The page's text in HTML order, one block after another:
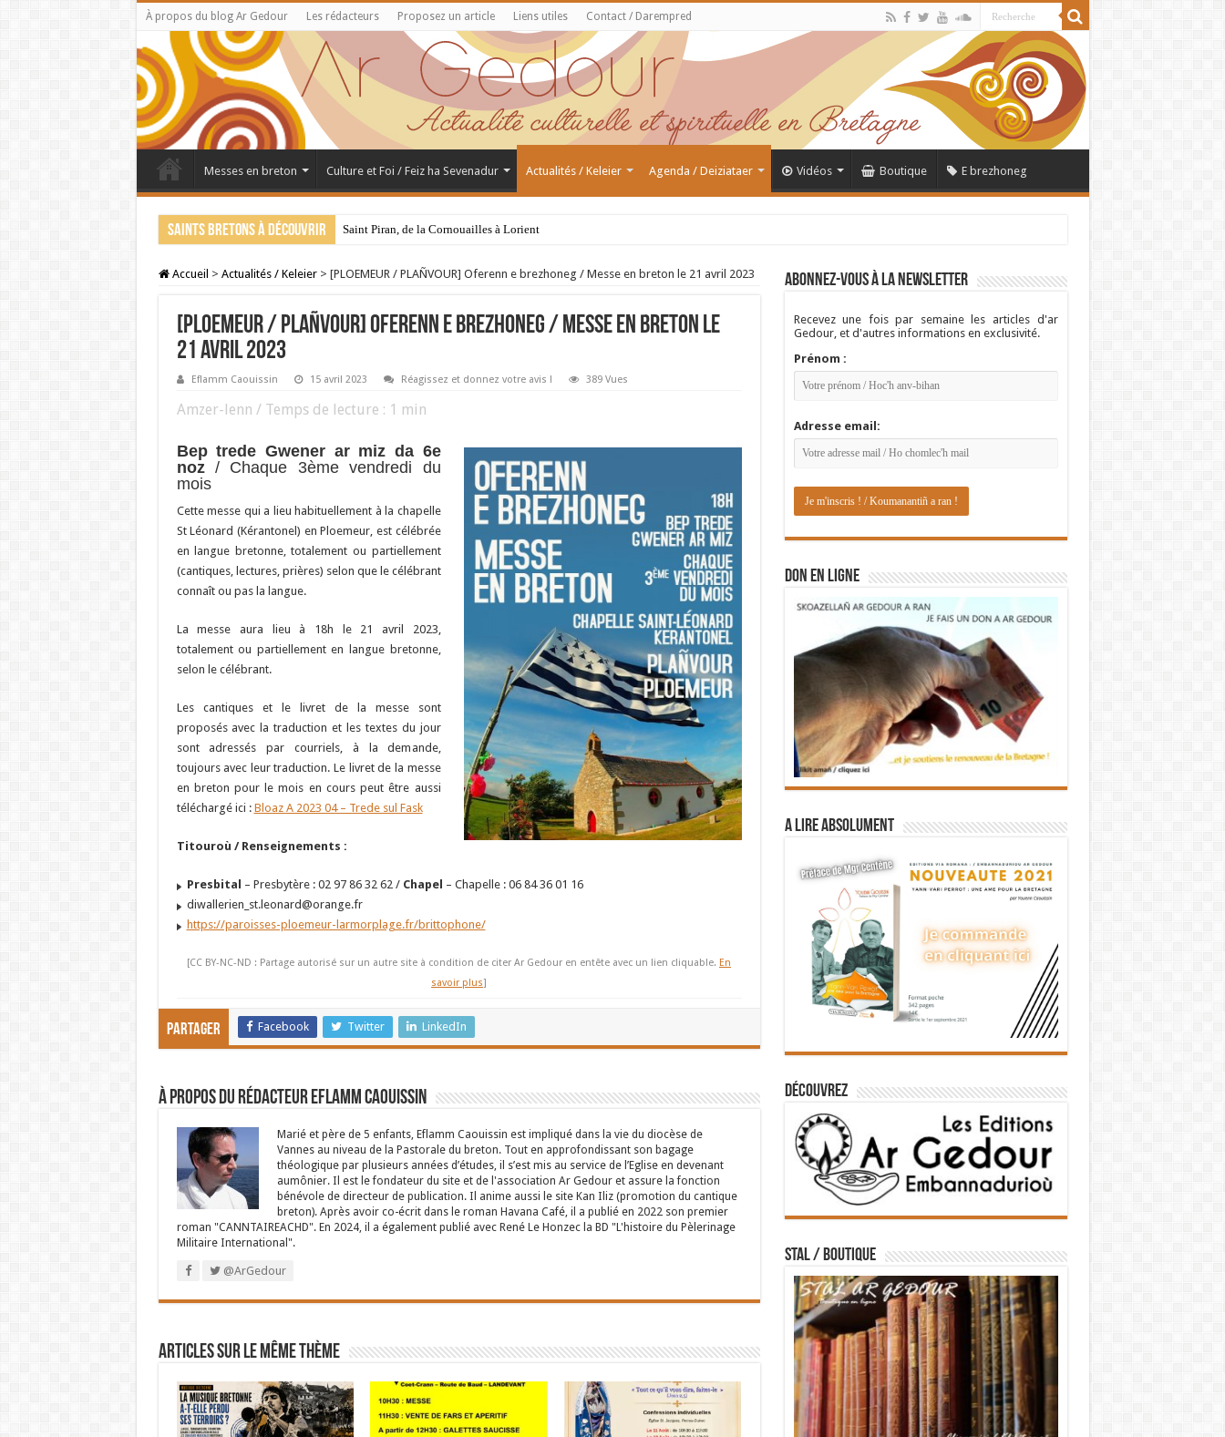
À propos du blog Ar Gedour Les rédacteurs Proposez un article Liens utiles Contact / Darempred
Messes en breton Culture et Foi / Feiz ha Sevenadur Actualités / Keleier Agenda / Deiziataer Vidéos Boutique E brezhoneg
Saints bretons à découvrir Saint Piran, de la Cornouailles à Lorient
Accueil > Actualités / Keleier > [PLOEMEUR / PLAÑVOUR] Oferenn e brezhoneg / Messe en breton le 21 avril 2023
[PLOEMEUR / PLAÑVOUR] Oferenn e brezhoneg / Messe en breton le
21 avril 2023
Eflamm Caouissin 15 avril 2023 Réagissez et donnez votre avis ! 389 Vues
Amzer-lenn / Temps de lecture : 1 min
Bep trede Gwener ar miz da 6e
noz/ Chaque 3ème vendredi du
mois
Cette messe qui a lieu habituellement à la chapelle
St Léonard (Kérantonel) en Ploemeur, est célébrée
en langue bretonne, totalement ou partiellement
(cantiques, lectures, prières) selon que le célébrant
connaît ou pas la langue.
La messe aura lieu à 18h le 21 avril 2023,
totalement ou partiellement en langue bretonne,
selon le célébrant.
Les cantiques et le livret de la messe sont
proposés avec la traduction et les textes du jour
sont adressés par courriels, à la demande,
toujours avec leur traduction. Le livret de la messe
en breton pour le mois en cours peut être aussi
téléchargé ici : Bloaz A 2023 04 – Trede sul Fask
Titouroù / Renseignements :
Presbital – Presbytère : 02 97 86 32 62 / Chapel – Chapelle : 06 84 36 01 16
diwallerien_st.leonard@orange.fr
https://paroisses-ploemeur-larmorplage.fr/brittophone/
[CC BY-NC-ND : Partage autorisé sur un autre site à condition de citer Ar Gedour en entête avec un lien cliquable. En
savoir plus]
Partager Facebook Twitter LinkedIn
À propos du rédacteur Eflamm Caouissin
Marié et père de 5 enfants, Eflamm Caouissin est impliqué dans la vie du diocèse de
Vannes au niveau de la Pastorale du breton. Tout en approfondissant son bagage
théologique par plusieurs années d’études, il s’est mis au service de l’Eglise en devenant
aumônier. Il est le fondateur du site et de l'association Ar Gedour et assure la fonction
bénévole de directeur de publication. Il anime aussi le site Kan Iliz (promotion du cantique
breton). Après avoir co-écrit dans le roman Havana Café, il a publié en 2022 son premier
roman "CANNTAIREACHD". En 2024, il a également publié avec René Le Honzec la BD "L'histoire du Pèlerinage
Militaire International".
@ArGedour
Articles sur le même thème
Abonnez-vous à la newsletter
Recevez une fois par semaine les articles d'ar
Gedour, et d'autres informations en exclusivité.
Prénom :
Adresse email:
DON EN LIGNE
A lire absolument
Découvrez
STAL / BOUTIQUE